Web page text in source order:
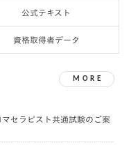
公式テキスト
資格取得者データ
MORE
セラピスト共通試験のご案